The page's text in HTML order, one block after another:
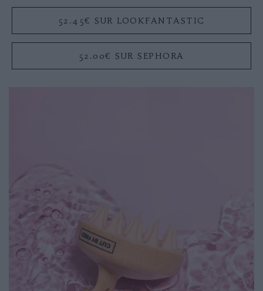
52.45€ SUR LOOKFANTASTIC
52.00€ SUR SEPHORA